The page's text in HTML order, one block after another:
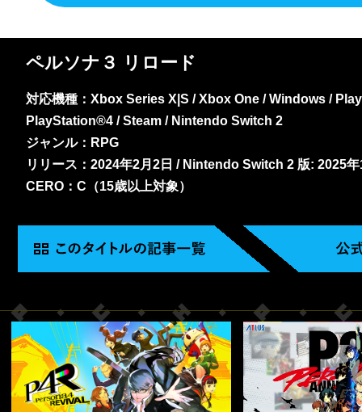
ペルソナ３ リロード
対応機種：Xbox Series X|S / Xbox One / Windows /
PlayStation®4 / Steam / Nintendo Switch 2
ジャンル：RPG
リリース：2024年2月2日 / Nintendo Switch 2 版: 2025
CERO：C（15歳以上対象）